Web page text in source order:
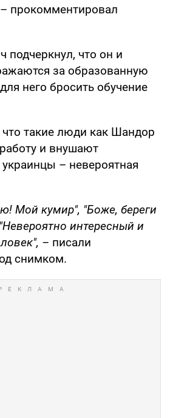
– прокомментировал
подчеркнул, что он и
за образованную
него бросить обучение
что такие люди как Шандор
и внушают
украинцы – невероятная
Мой кумир", "Боже, береги
интересный и
– писали
снимком.